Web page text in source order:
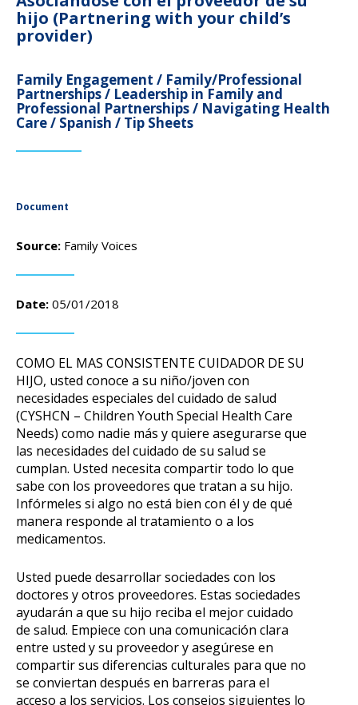
hijo (Partnering with your child’s
provider)
Family Engagement / Family/Professional
Partnerships / Leadership in Family and
Professional Partnerships / Navigating Health
Care / Spanish / Tip Sheets
Document
Source: Family Voices
Date: 05/01/2018
COMO EL MAS CONSISTENTE CUIDADOR DE SU
HIJO, usted conoce a su niño/joven con
necesidades especiales del cuidado de salud
(CYSHCN – Children Youth Special Health Care
Needs) como nadie más y quiere asegurarse que
las necesidades del cuidado de su salud se
cumplan. Usted necesita compartir todo lo que
sabe con los proveedores que tratan a su hijo.
Infórmeles si algo no está bien con él y de qué
manera responde al tratamiento o a los
medicamentos.
Usted puede desarrollar sociedades con los
doctores y otros proveedores. Estas sociedades
ayudarán a que su hijo reciba el mejor cuidado
de salud. Empiece con una comunicación clara
entre usted y su proveedor y asegúrese en
compartir sus diferencias culturales para que no
se conviertan después en barreras para el
acceso a los servicios. Los consejos siguientes lo
donation
campaign*
Give
Give in honor or in memory
and Mayme Boyd.
Can I cancel my recurring donation